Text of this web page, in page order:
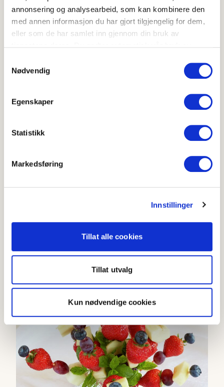
annonsering og analysearbeid, som kan kombinere den
med annen informasjon du har gjort tilgjengelig for dem,
eller som de har samlet inn gjennom din bruk av
Nødvendig
Egenskaper
Statistikk
Markedsføring
Innstillinger
Tillat alle cookies
Tillat utvalg
Kun nødvendige cookies
Ha jordbær og rabarbra-blandingen i en form.
Topp med smuldre-blandingen.
Sett i ovnen og bak i 30 minutter.
Flere desserter